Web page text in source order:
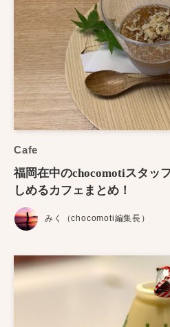
Cafe
福岡在中のchocomotiスタッ
しめるカフェまとめ！
みく（chocomoti編集長）